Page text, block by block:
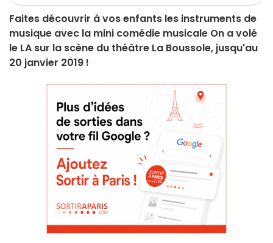
Faites découvrir à vos enfants les instruments de
musique avec la mini comédie musicale On a volé
le LA sur la scène du théâtre La Boussole, jusqu'au
20 janvier 2019 !